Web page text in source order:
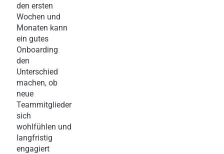
den ersten
Wochen und
Monaten kann
ein gutes
Onboarding
den
Unterschied
machen, ob
neue
Teammitglieder
sich
wohlfühlen und
langfristig
engagiert